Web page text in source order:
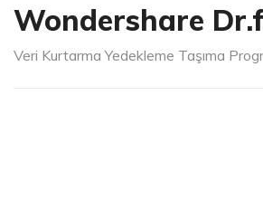
Wondershare
Veri Kurtarma Yedekleme Taşıma